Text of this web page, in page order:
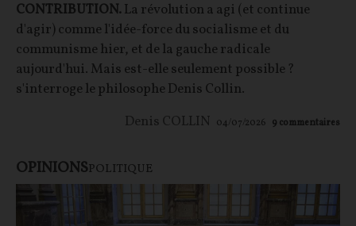
CONTRIBUTION.La révolution a agi (et continue
d'agir) comme l'idée-force du socialisme et du
communisme hier, et de la gauche radicale
aujourd'hui. Mais est-elle seulement possible ?
s'interroge le philosophe Denis Collin.
Denis COLLIN 04/07/2026 9 commentaires
OPINIONSPOLITIQUE